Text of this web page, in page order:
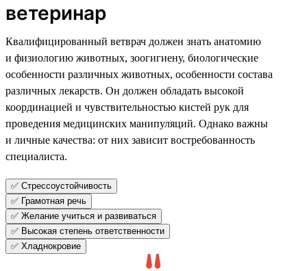
ветеринар
Квалифицированный ветврач должен знать анатомию
и физиологию животных, зоогигиену, биологические
особенности различных животных, особенности состава
различных лекарств. Он должен обладать высокой
координацией и чувствительностью кистей рук для
проведения медицинских манипуляций. Однако важны
и личные качества: от них зависит востребованность
специалиста.
✅ Стрессоустойчивость
✅ Грамотная речь
✅ Желание учиться и развиваться
✅ Высокая степень ответственности
✅ Хладнокровие